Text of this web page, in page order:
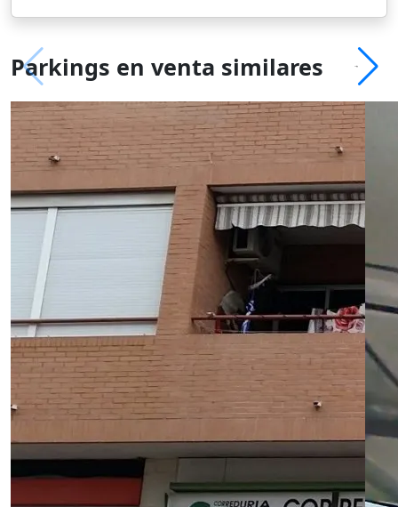
Parkings en venta similares